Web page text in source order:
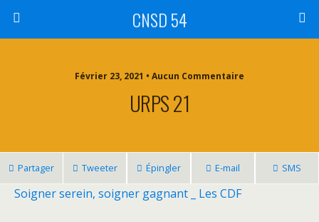
CNSD 54
Février 23, 2021 • Aucun Commentaire
URPS 21
Partager Tweeter Épingler E-mail SMS
Soigner serein, soigner gagnant _ Les CDF